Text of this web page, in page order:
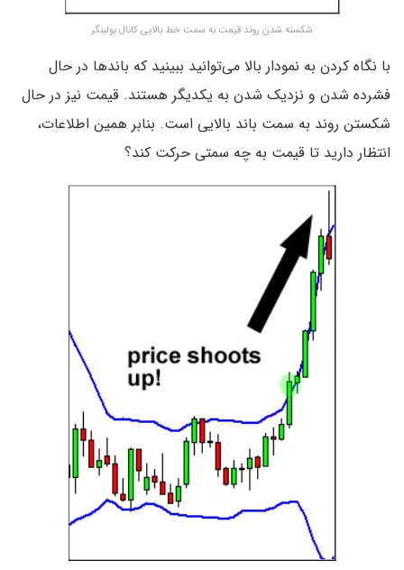
شکسته شدن روند قیمت به سمت خط بالایی کانال بولینگر
با نگاه کردن به نمودار بالا می‌توانید ببینید که باند‌ها در حال
فشرده شدن و نزدیک شدن به یکدیگر هستند. قیمت نیز در حال
شکستن روند به سمت باند بالایی است. بنابر همین اطلاعات‌،
انتظار دارید تا قیمت به چه سمتی حرکت کند؟